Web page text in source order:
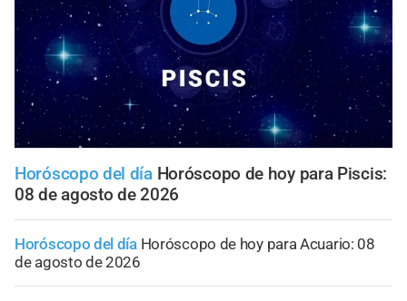
Horóscopo del día Horóscopo de hoy para Piscis:
08 de agosto de 2026
Horóscopo del día Horóscopo de hoy para Acuario: 08
de agosto de 2026